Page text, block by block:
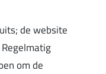
de website
om de